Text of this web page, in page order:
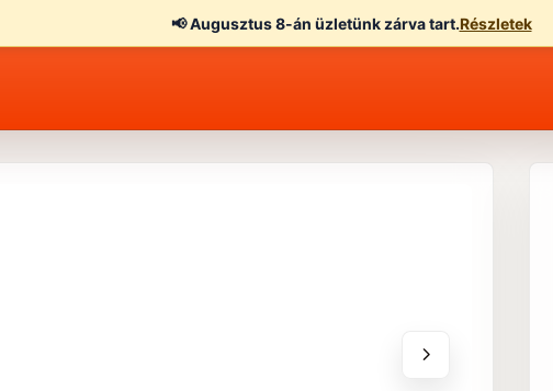
📢Augusztus 8-án üzletünk zárva tart.Részletek